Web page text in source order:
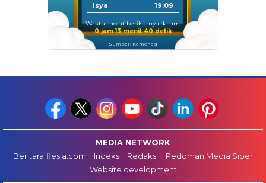
Isya 19:09
Waktu sholat berikutnya dalam:
0 jam 13 menit 39 detik
Sumber: Kemenag
MEDIA NETWORK
Beritarafflesia.com
Indeks Redaksi
Pedoman Media Siber
Website development